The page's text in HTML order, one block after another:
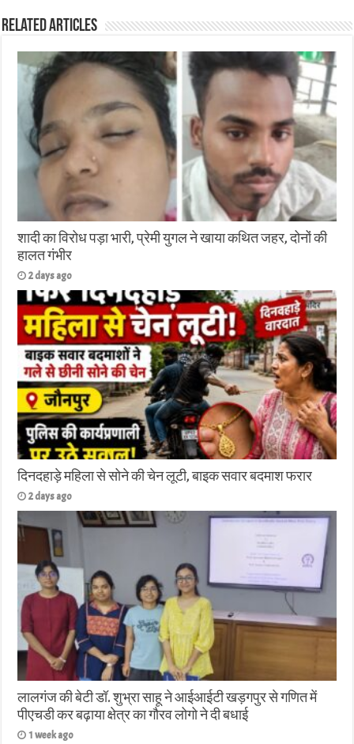
Related Articles
शादी का विरोध पड़ा भारी, प्रेमी युगल ने खाया कथित जहर, दोनों की
हालत गंभीर
2 days ago
दिनदहाड़े महिला से सोने की चेन लूटी, बाइक सवार बदमाश फरार
2 days ago
लालगंज की बेटी डॉ. शुभ्रा साहू ने आईआईटी खड़गपुर से गणित में
पीएचडी कर बढ़ाया क्षेत्र का गौरव लोगो ने दी बधाई
1 week ago